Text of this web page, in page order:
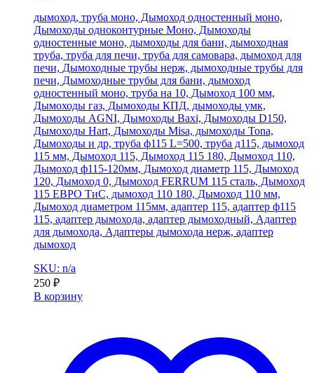
дымоход, труба моно, Дымоход одностенный моно,
Дымоходы одноконтурные Моно, Дымоходы
одностенные моно, дымоходы для бани, дымоходная
труба, труба для печи, труба для самовара, дымоход для
печи, Дымоходные трубы нерж, дымоходные трубы для
печи, Дымоходные трубы для бани, дымоход
одностенный моно, труба на 10, Дымоход 100 мм,
Дымоходы газ, Дымоходы КПД, дымоходы умк,
Дымоходы AGNI, Дымоходы Baxi, Дымоходы D150,
Дымоходы Hart, Дымоходы Misa, дымоходы Tona,
Дымоходы и др, труба ф115 L=500, труба д115, дымоход
115 мм, Дымоход 115, Дымоход 115 180, Дымоход 110,
Дымоход ф115-120мм, Дымоход диаметр 115, Дымоход
120, Дымоход 0, Дымоход FERRUM 115 сталь, Дымоход
115 ЕВРО ТиС, дымоход 110 180, Дымоход 110 мм,
Дымоход диаметром 115мм, адаптер 115, адаптер ф115
115, адаптер дымохода, адаптер дымоходный, Адаптер
для дымохода, Адаптеры дымохода нерж, адаптер
дымоход
SKU: n/a
250 ₽
В корзину